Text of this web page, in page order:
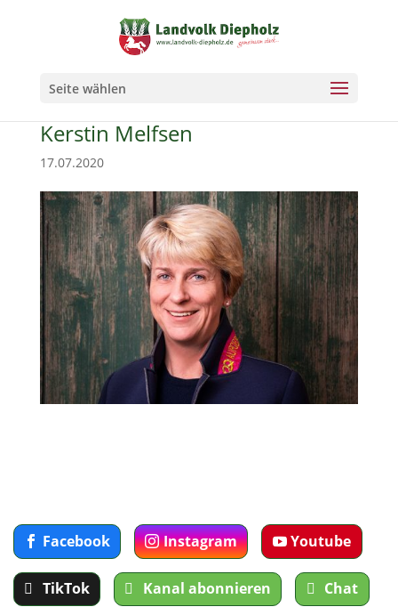
Seite wählen
Kerstin Melfsen
17.07.2020
Facebook Instagram Youtube
TikTok Kanal abonnieren Chat